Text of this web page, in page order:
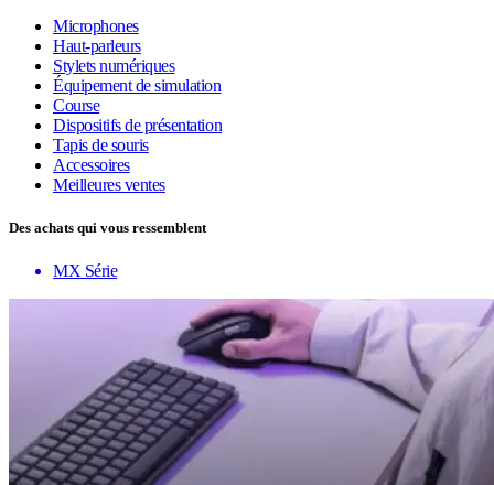
Microphones
Haut-parleurs
Stylets numériques
Équipement de simulation
Course
Dispositifs de présentation
Tapis de souris
Accessoires
Meilleures ventes
Des achats qui vous ressemblent
MX Série